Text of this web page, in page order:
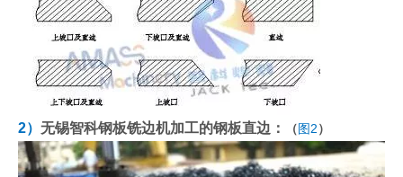
2） 无锡智科钢板铣边机加工的钢板直边： （图2）